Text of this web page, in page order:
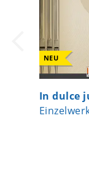
NEU
In dulce